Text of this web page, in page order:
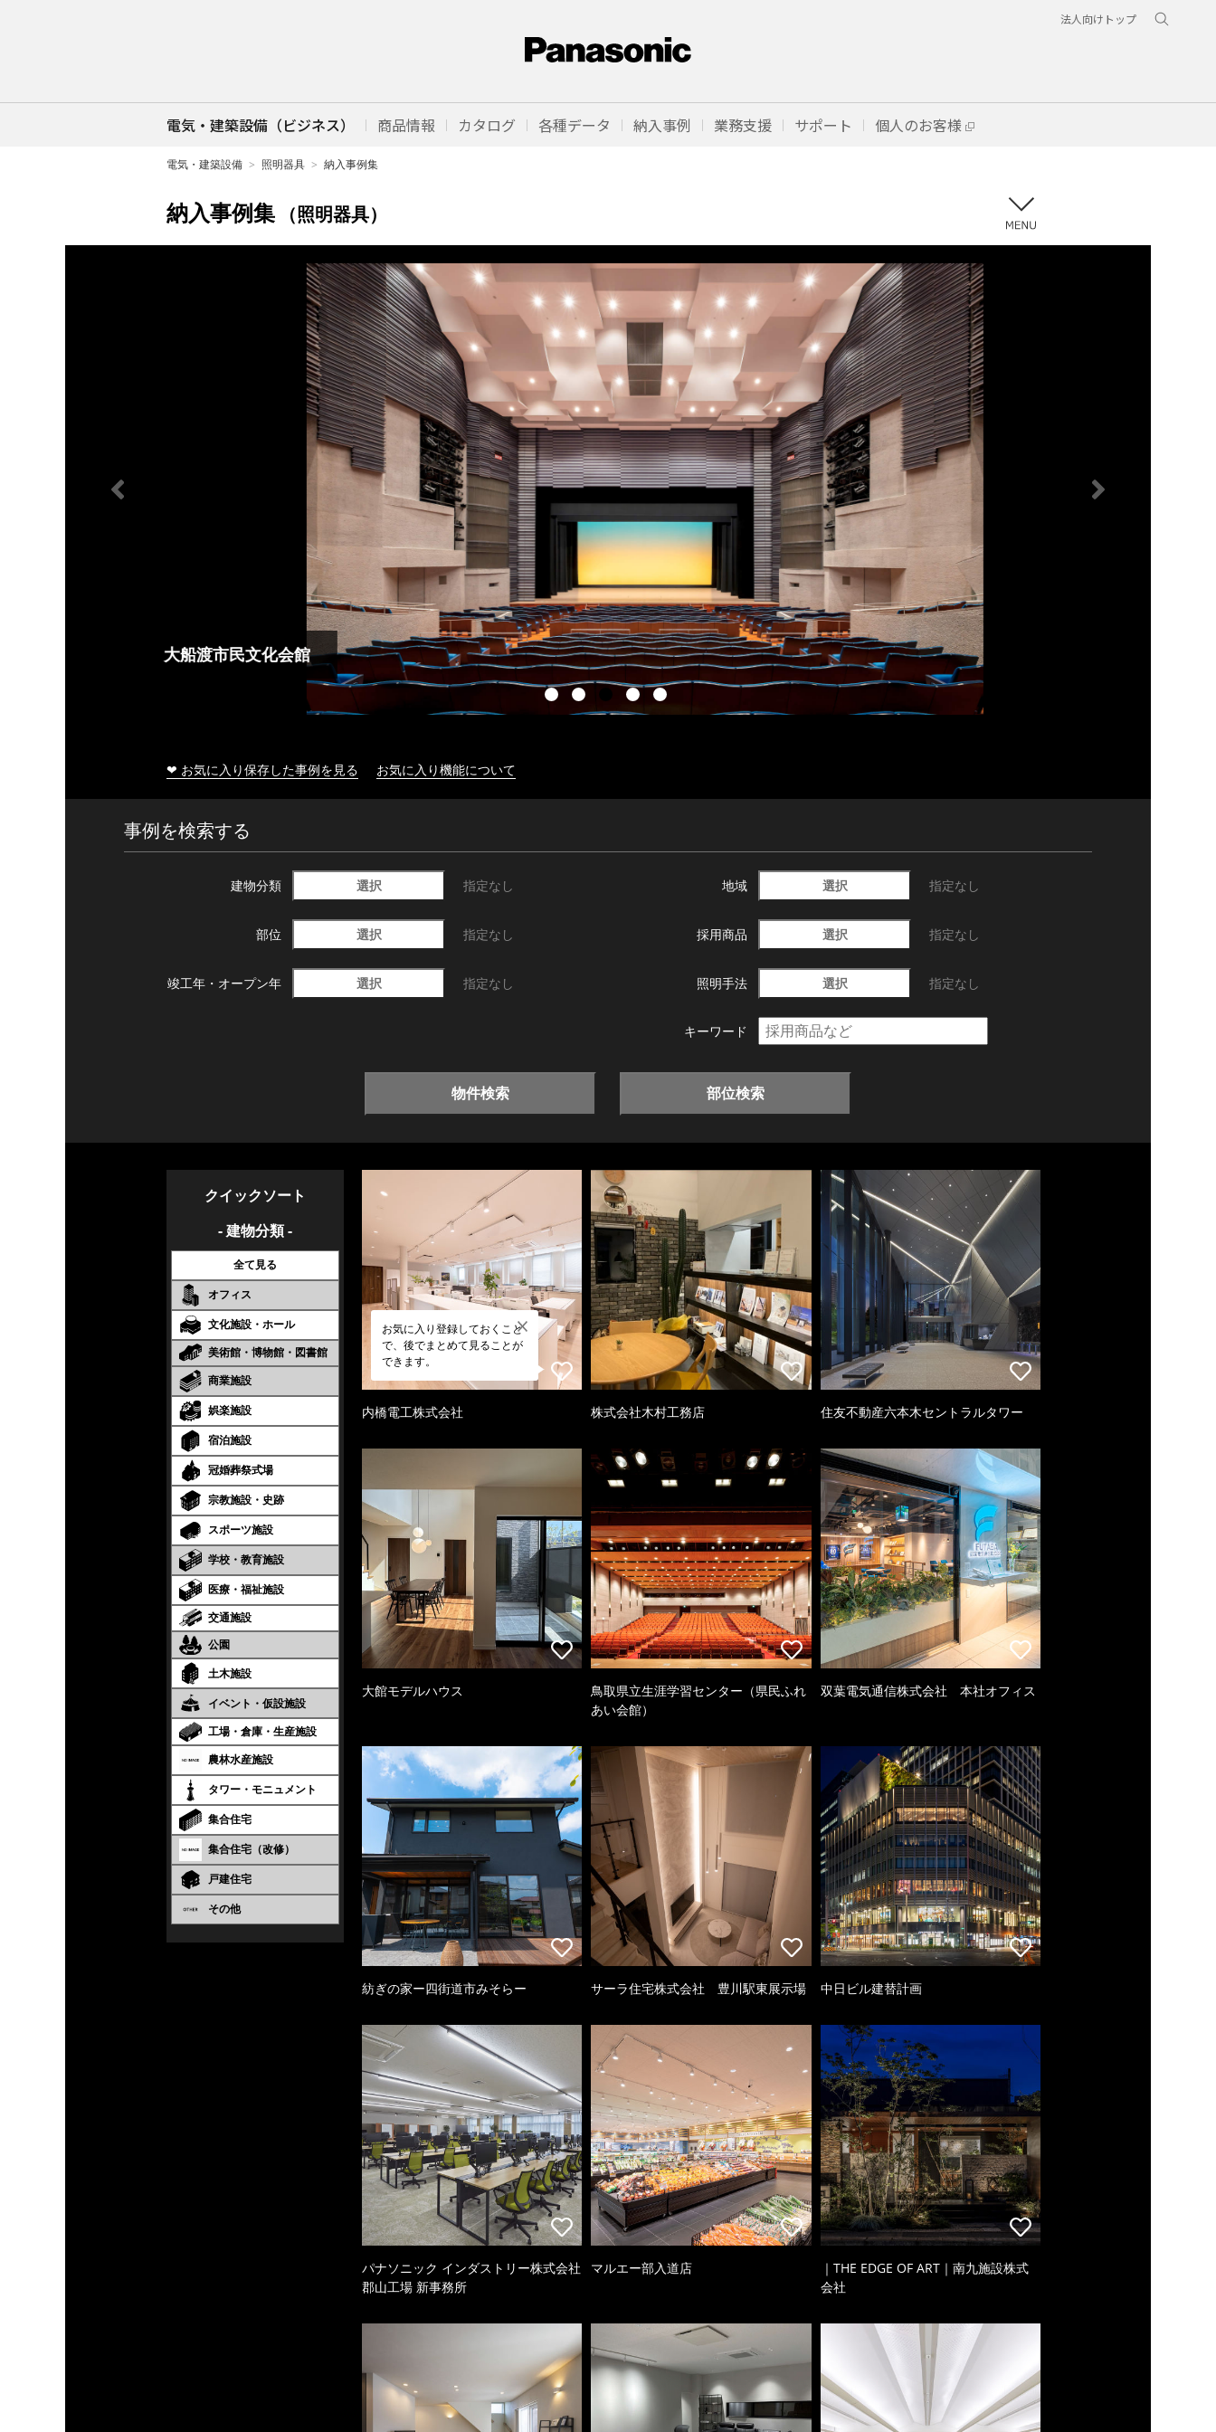
法人向けトップ
電気・建築設備（ビジネス） 商品情報 カタログ 各種データ 納入事例 業務支援 サポート 個人のお客様
電気・建築設備 照明器具 納入事例集
納入事例集 （照明器具）
大船渡市民文化会館
❤ お気に入り保存した事例を見る お気に入り機能について
事例を検索する
建物分類 選択 指定なし 地域 選択 指定なし
部位 選択 指定なし 採用商品 選択 指定なし
竣工年・ オープン年 選択 指定なし 照明手法 選択 指定なし
キーワード
物件検索 部位検索
クイックソート
- 建物分類 -
全て見る
オフィス
文化施設・ホール
美術館・博物館・図書館
商業施設
娯楽施設
宿泊施設
冠婚葬祭式場
宗教施設・史跡
スポーツ施設
学校・教育施設
医療・福祉施設
交通施設
公園
土木施設
イベント・仮設施設
工場・倉庫・生産施設
農林水産施設
タワー・モニュメント
集合住宅
集合住宅（改修）
戸建住宅
その他
お気に入り登録しておくこと
で、後でまとめて見ることが
できます。
内橋電工株式会社 株式会社木村工務店 住友不動産六本木セントラルタワー
大館モデルハウス
鳥取県立生涯学習センター（県民ふれ
あい会館）
双葉電気通信株式会社 本社オフィス
紡ぎの家ー四街道市みそらー サーラ住宅株式会社 豊川駅東展示場 中日ビル建替計画
パナソニック インダストリー株式会社
郡山工場 新事務所
マルエー部入道店
｜THE EDGE OF ART｜南九施設株式
会社